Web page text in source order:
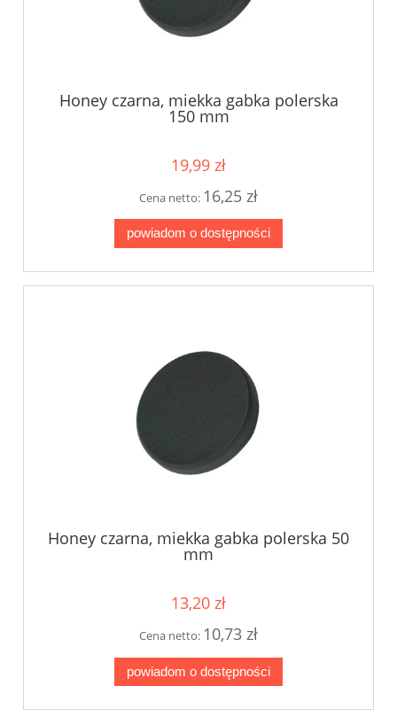
Honey czarna, miekka gabka polerska
150 mm
19,99 zł
Cena netto: 16,25 zł
powiadom o dostępności
Honey czarna, miekka gabka polerska 50
mm
13,20 zł
Cena netto: 10,73 zł
powiadom o dostępności